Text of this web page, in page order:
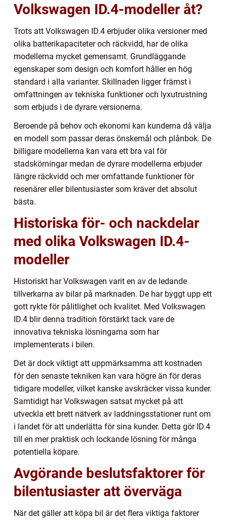
Volkswagen ID.4-modeller åt?
Trots att Volkswagen ID.4 erbjuder olika versioner med
olika batterikapaciteter och räckvidd, har de olika
modellerna mycket gemensamt. Grundläggande
egenskaper som design och komfort håller en hög
standard i alla varianter. Skillnaden ligger främst i
omfattningen av tekniska funktioner och lyxutrustning
som erbjuds i de dyrare versionerna.
Beroende på behov och ekonomi kan kunderna då välja
en modell som passar deras önskemål och plånbok. De
billigare modellerna kan vara ett bra val för
stadskörningar medan de dyrare modellerna erbjuder
längre räckvidd och mer omfattande funktioner för
resenärer eller bilentusiaster som kräver det absolut
bästa.
Historiska för- och nackdelar
med olika Volkswagen ID.4-
modeller
Historiskt har Volkswagen varit en av de ledande
tillverkarna av bilar på marknaden. De har byggt upp ett
gott rykte för pålitlighet och kvalitet. Med Volkswagen
ID.4 blir denna tradition förstärkt tack vare de
innovativa tekniska lösningarna som har
implementerats i bilen.
Det är dock viktigt att uppmärksamma att kostnaden
för den senaste tekniken kan vara högre än för deras
tidigare modeller, vilket kanske avskräcker vissa kunder.
Samtidigt har Volkswagen satsat mycket på att
utveckla ett brett nätverk av laddningsstationer runt om
i landet för att underlätta för sina kunder. Detta gör ID.4
till en mer praktisk och lockande lösning för många
potentiella köpare.
Avgörande beslutsfaktorer för
bilentusiaster att överväga
När det gäller att köpa bil är det flera viktiga faktorer